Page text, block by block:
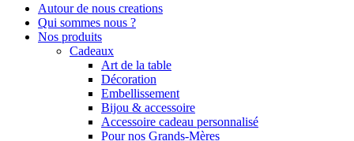
Autour de nous creations
Qui sommes nous ?
Nos produits
Cadeaux
Art de la table
Décoration
Embellissement
Bijou & accessoire
Accessoire cadeau personnalisé
Pour nos Grands-Mères